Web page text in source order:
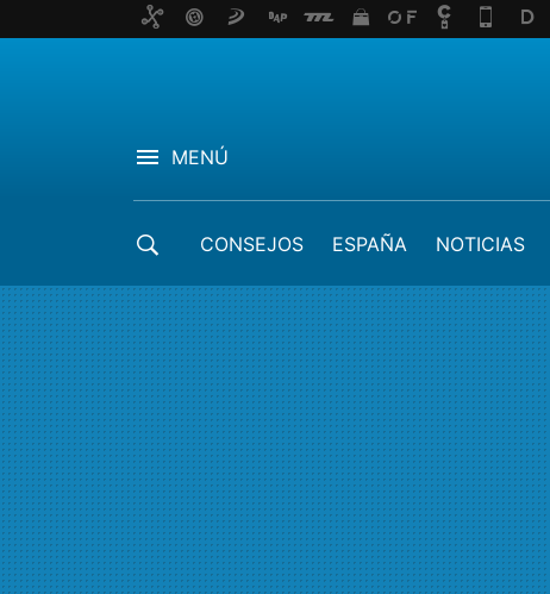
MENÚ
CONSEJOS ESPAÑA NOTICIAS